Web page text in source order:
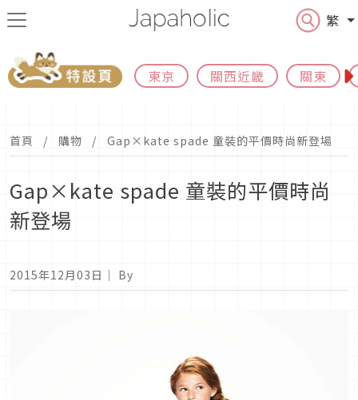
繁
東京 關西近畿 關東
首頁 購物 Gap×kate spade 童裝的平價時尚新登場
Gap×kate spade 童裝的平價時尚
新登場
2015年12月03日 ｜ By